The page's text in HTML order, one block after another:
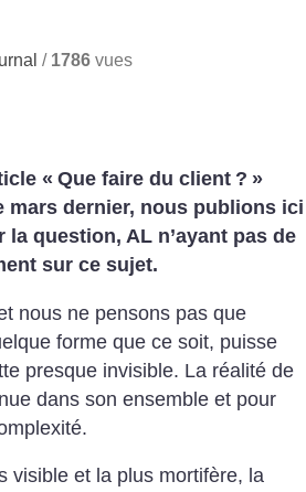
/ 1786 vues
« Que faire du client ? »
mars dernier, nous publions ici
question, AL n’ayant pas de
sur ce sujet.
nous ne pensons pas que
forme que ce soit, puisse
presque invisible. La réalité de
dans son ensemble et pour
visible et la plus mortifère, la